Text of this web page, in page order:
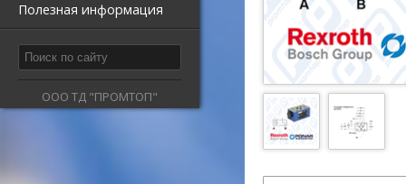
Полезная информация
ООО ТД "ПРОМТОП"